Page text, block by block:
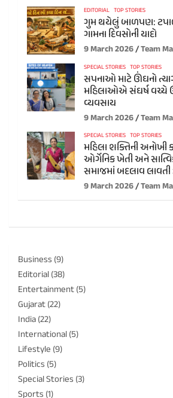
EDITORIAL TOP STORIES
ગુમ થયેલું બાળપણ:
ગામના દિવસોની યાદો
9 March 2026 Team
SPECIAL STORIES TOP STORIES
સપનાઓ માટે ઊંઘનો
મહિલાઓએ સંઘર્ષ વચ્ચે
વ્યવસાય
9 March 2026 Team
SPECIAL STORIES TOP STORIES
મહિલા શક્તિની અનોખી
ઓર્ગેનિક ખેતી અને
સમાજમાં બદલાવ
9 March 2026 Team
Business (9)
Editorial(38)
Entertainment(5)
Gujarat(22)
India(22)
International(5)
Lifestyle (9)
Politics (5)
Special Stories (3)
Sports (1)